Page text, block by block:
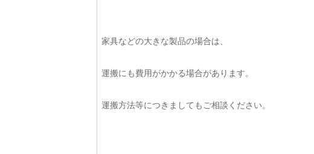
家具などの大きな製品の場合は、
運搬にも費用がかかる場合があります。
運搬方法等につきましてもご相談ください。